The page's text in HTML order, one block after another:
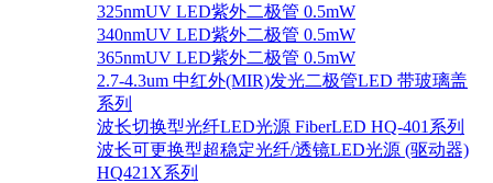
325nmUV LED紫外二极管 0.5mW
340nmUV LED紫外二极管 0.5mW
365nmUV LED紫外二极管 0.5mW
2.7-4.3um 中红外(MIR)发光二极管LED 带玻璃盖
系列
波长切换型光纤LED光源 FiberLED HQ-401系列
波长可更换型超稳定光纤/透镜LED光源 (驱动器)
HQ421X系列